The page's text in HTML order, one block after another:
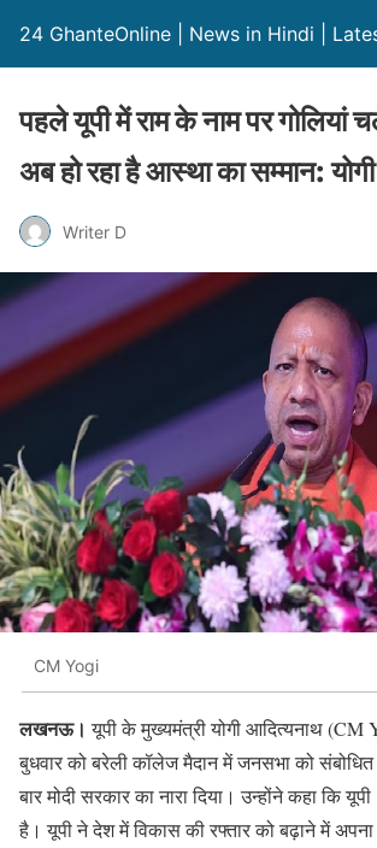
24 GhanteOnline | News in Hindi |
पहले यूपी में राम के नाम पर गोलियां
अब हो रहा है आस्था का सम्मान: योगी
Writer D
CM Yogi
लखनऊ। यूपी के मुख्यमंत्री योगी आदित्यनाथ (CM
बुधवार को बरेली कॉलेज मैदान में जनसभा को
बार मोदी सरकार का नारा दिया। उन्होंने कहा कि
है। यूपी ने देश में विकास की रफ्तार को बढ़ाने में अपना